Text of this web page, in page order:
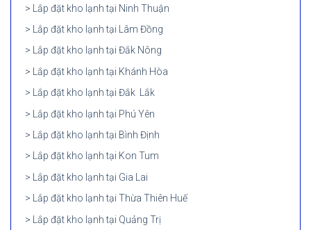
Lắp đặt kho lạnh tại Ninh Thuận
Lắp đặt kho lạnh tại Lâm Đồng
Lắp đặt kho lạnh tại Đắk Nông
Lắp đặt kho lạnh tại Khánh Hòa
Lắp đặt kho lạnh tại Đắk Lắk
Lắp đặt kho lạnh tại Phú Yên
Lắp đặt kho lạnh tại Bình Định
Lắp đặt kho lạnh tại Kon Tum
Lắp đặt kho lạnh tại Gia Lai
Lắp đặt kho lạnh tại Thừa Thiên Huế
Lắp đặt kho lạnh tại Quảng Trị